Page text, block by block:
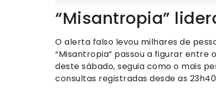
“Misantropia”
O alerta falso levou milhares de
“Misantropia” passou a figurar entre
deste sábado, seguia como o mais
consultas registradas desde as